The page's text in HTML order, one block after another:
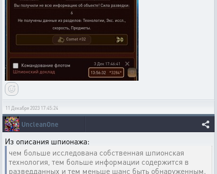
11 Декабря 2023 17:45:24
UncleanOne
Из описания шпионажа:
чем больше исследована собственная шпионская
технология, тем больше информации содержится в
разведданных и тем меньше шанс быть обнаруженным.